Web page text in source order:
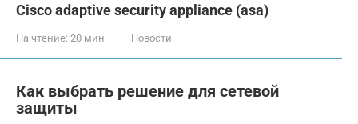
Cisco adaptive security appliance (asa)
На чтение: 20 мин Новости
Как выбрать решение для сетевой
защиты